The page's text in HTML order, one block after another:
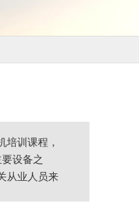
培训课程，
设备之
从业人员来